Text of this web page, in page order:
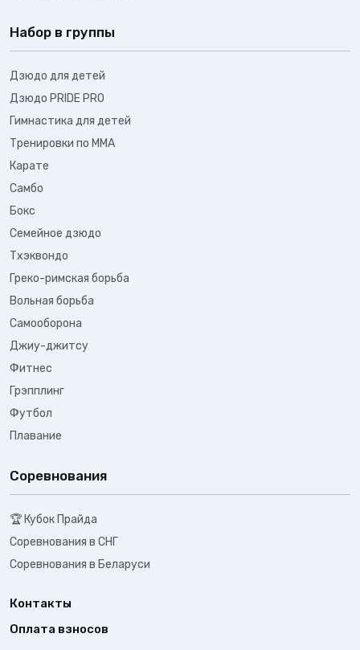
Набор в группы
Дзюдо для детей
Дзюдо PRIDE PRO
Гимнастика для детей
Тренировки по ММА
Карате
Самбо
Бокс
Семейное дзюдо
Тхэквондо
Греко-римская борьба
Вольная борьба
Самооборона
Джиу-джитсу
Фитнес
Грэпплинг
Футбол
Плавание
Соревнования
🏆 Кубок Прайда
Соревнования в СНГ
Соревнования в Беларуси
Контакты
Оплата взносов